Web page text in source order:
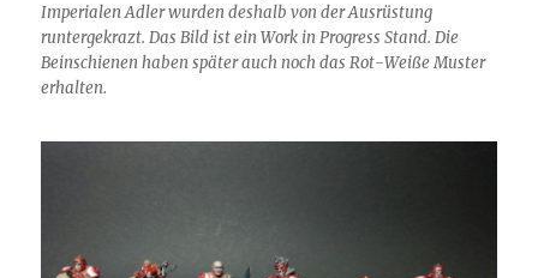
Imperialen Adler wurden deshalb von der Ausrüstung
runtergekrazt. Das Bild ist ein Work in Progress Stand. Die
Beinschienen haben später auch noch das Rot-Weiße Muster
erhalten.